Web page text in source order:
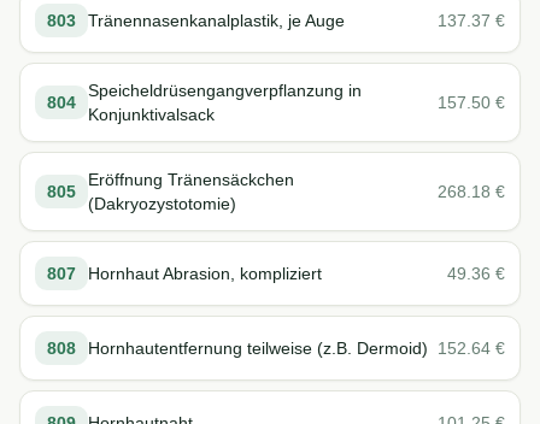
803 Tränennasenkanalplastik, je Auge 137.37 €
804
Speicheldrüsengangverpflanzung in
Konjunktivalsack
157.50 €
805
Eröffnung Tränensäckchen
(Dakryozystotomie)
268.18 €
807 Hornhaut Abrasion, kompliziert 49.36 €
808 Hornhautentfernung teilweise (z.B. Dermoid) 152.64 €